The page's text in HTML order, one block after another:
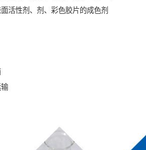
活性剂、剂、彩色胶片的成色剂